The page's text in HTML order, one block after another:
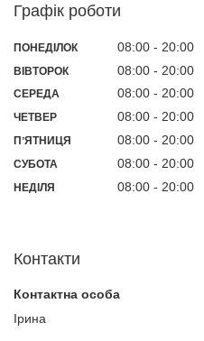
Графік роботи
ПОНЕДІЛОК 08:00 20:00
ВІВТОРОК 08:00 20:00
СЕРЕДА 08:00 20:00
ЧЕТВЕР 08:00 20:00
ПʼЯТНИЦЯ 08:00 20:00
СУБОТА 08:00 20:00
НЕДІЛЯ 08:00 20:00
Контакти
Ірина